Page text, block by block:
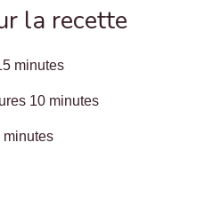
la recette
minutes
10 minutes
minutes